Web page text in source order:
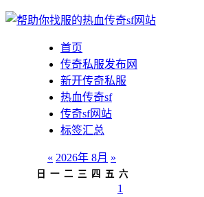
首页
传奇私服发布网
新开传奇私服
热血传奇sf
传奇sf网站
标签汇总
« 2026年 8月 »
日 一 二 三 四 五 六
1